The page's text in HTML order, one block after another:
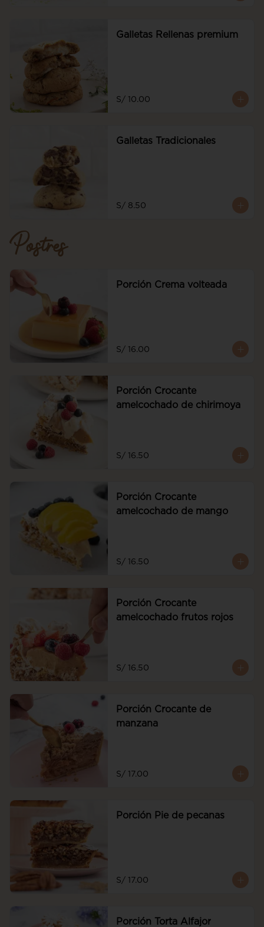
Galletas Rellenas premium
S/ 10.00
Galletas Tradicionales
S/ 8.50
Postres
Porción Crema volteada
S/ 16.00
Porción Crocante
amelcochado de chirimoya
S/ 16.50
Porción Crocante
amelcochado de mango
S/ 16.50
Porción Crocante
amelcochado frutos rojos
S/ 16.50
Porción Crocante de
manzana
S/ 17.00
Porción Pie de pecanas
S/ 17.00
Porción Torta Alfajor